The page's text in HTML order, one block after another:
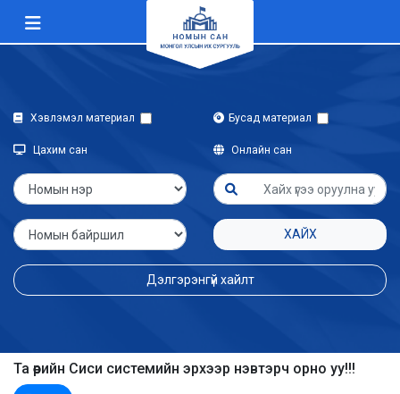
Хэвлэмэл материал Бусад материал
Цахим сан Онлайн сан
ХАЙХ
Дэлгэрэнгүй хайлт
Та өөрийн Сиси системийн эрхээр нэвтэрч орно уу!!!